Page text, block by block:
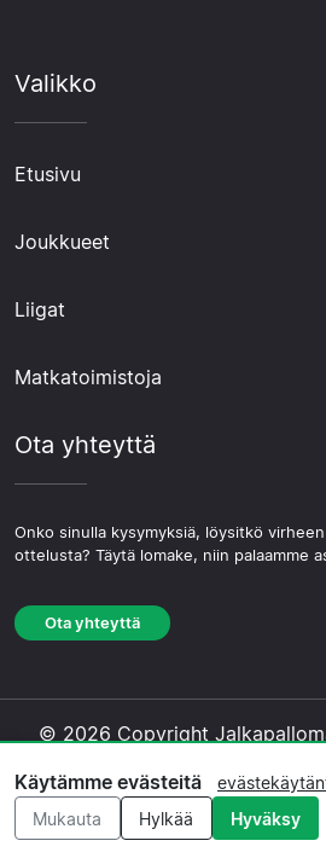
Valikko
Etusivu
Joukkueet
Liigat
Matkatoimistoja
Ota yhteyttä
Onko sinulla kysymyksiä, löysitkö
ottelusta? Täytä lomake, niin palaamme
Ota yhteyttä
© 2026 Copyright
Evästekäytäntö·
Käytämme evästeitä
Mukauta
Hylkää Hyväksy